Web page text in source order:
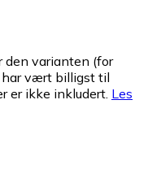
den varianten (for
har vært billigst til
er ikke inkludert. Les